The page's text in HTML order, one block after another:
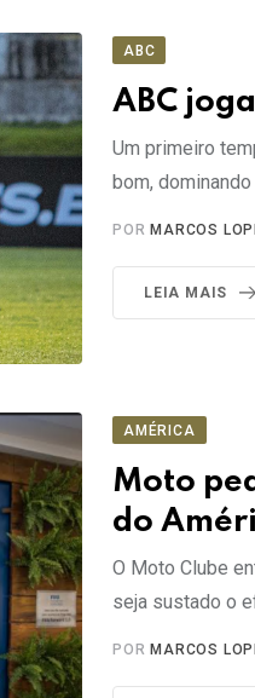
ABC
ABC
Um primeiro
bom,
PORMARCOS
LEIA MAIS
AMÉRICA
Moto
do
O Moto Clube
seja sustado o
PORMARCOS